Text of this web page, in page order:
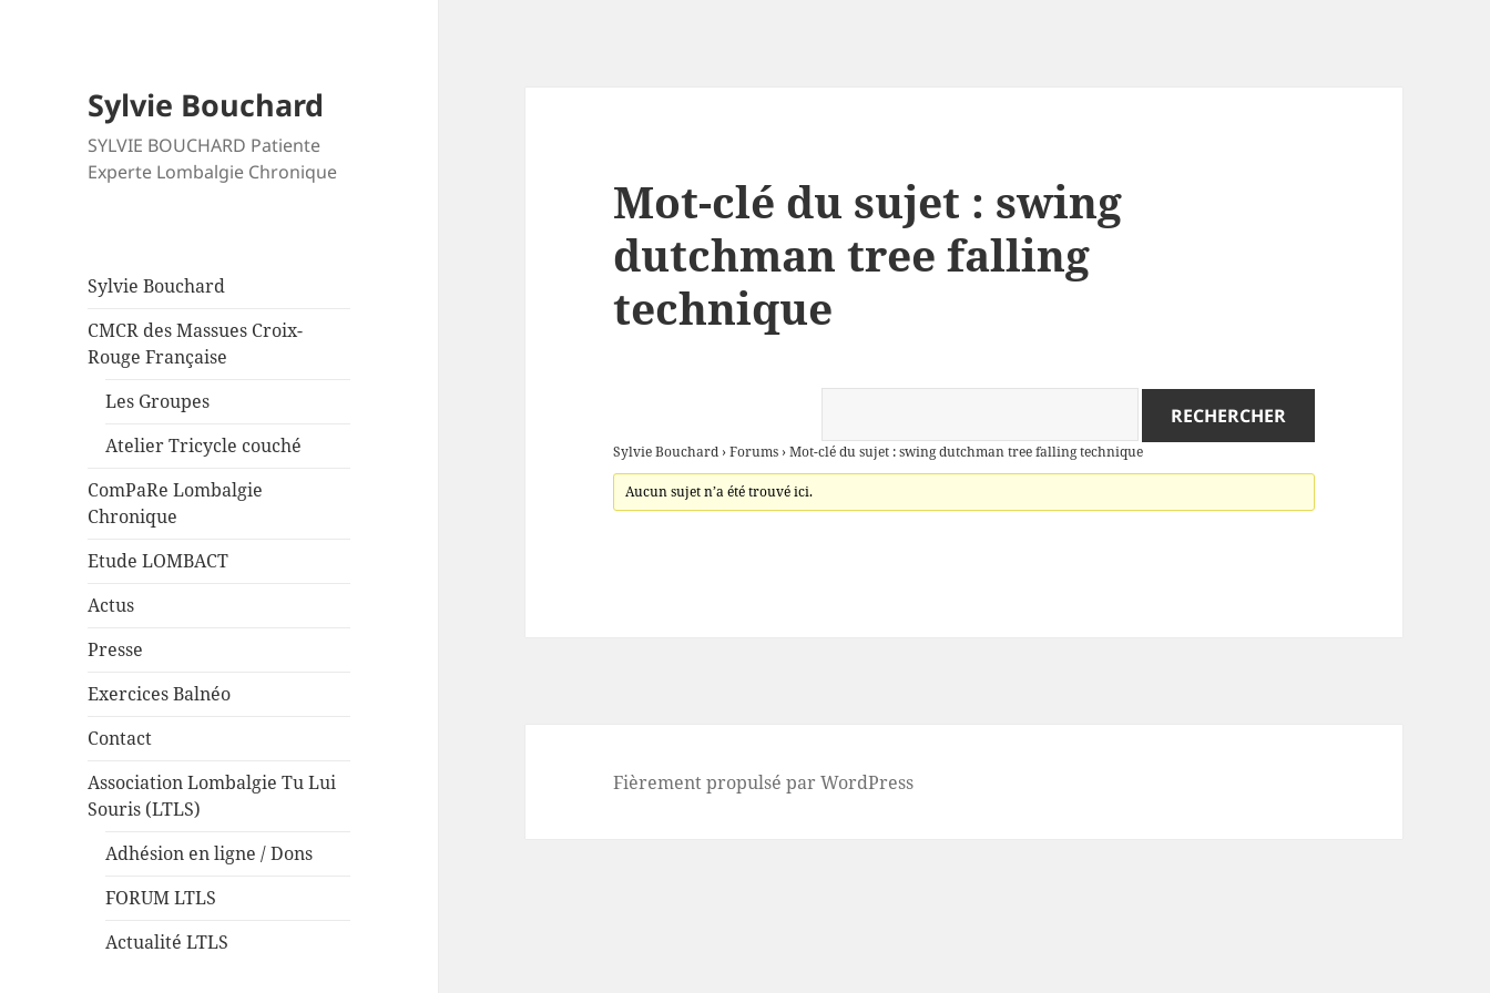
Sylvie Bouchard
SYLVIE BOUCHARD Patiente
Experte Lombalgie Chronique
Sylvie Bouchard
CMCR des Massues Croix-
Rouge Française
Les Groupes
Atelier Tricycle couché
ComPaRe Lombalgie
Chronique
Etude LOMBACT
Actus
Presse
Exercices Balnéo
Contact
Association Lombalgie Tu Lui
Souris (LTLS)
Adhésion en ligne / Dons
FORUM LTLS
Actualité LTLS
Mot-clé du sujet : swing
dutchman tree falling
technique
Sylvie Bouchard ›Forums ›Mot-clé du sujet : swing dutchman tree falling technique
Aucun sujet n’a été trouvé ici.
Fièrement propulsé par WordPress